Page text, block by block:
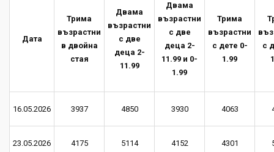
Дата
Трима
възрастни
в двойна
стая
Двама
възрастни
с две
деца 2-
11.99
Двама
възрастни
с две
деца 2-
11.99 и 0-
1.99
Трима
възрастни
с дете 0-
1.99
с
16.05.2026 3937 4850 3930 4063
23.05.2026 4175 5114 4152 4301